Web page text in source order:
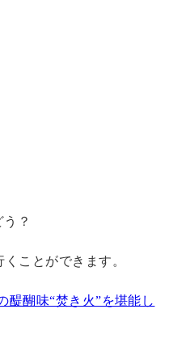
？
ことができます。
醍醐味“焚き火”を堪能し